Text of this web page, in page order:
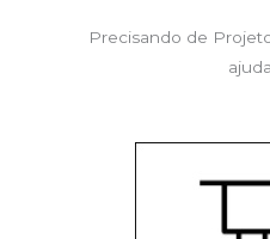
Precisando de